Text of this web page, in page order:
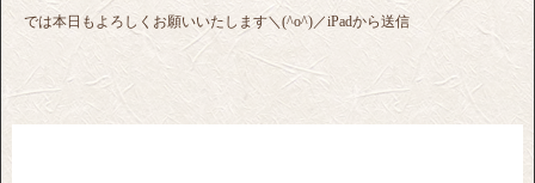
では本日もよろしくお願いいたします＼(^o^)／iPadから送信